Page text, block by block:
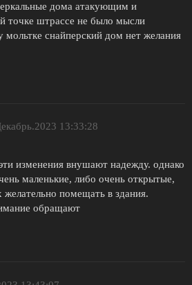
дома атакующим и
точке штрассе не было мысли
мольтке снайперский дом нет желания
13:33:28
изменения внушают надежду. однако
маленькие, либо очень открытые,
желательно помещать в здания.
обращают